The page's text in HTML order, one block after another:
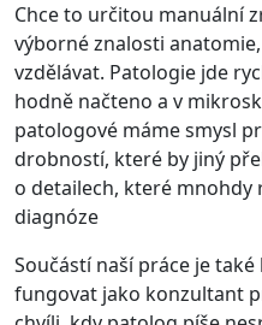
Chce to určitou manuální
výborné znalosti
vzdělávat. Patologie jde
hodně načteno a v
patologové máme smysl
drobností, které by jiný
o detailech, které mnohdy
diagnóze
Součástí naší práce je
fungovat jako konzultant